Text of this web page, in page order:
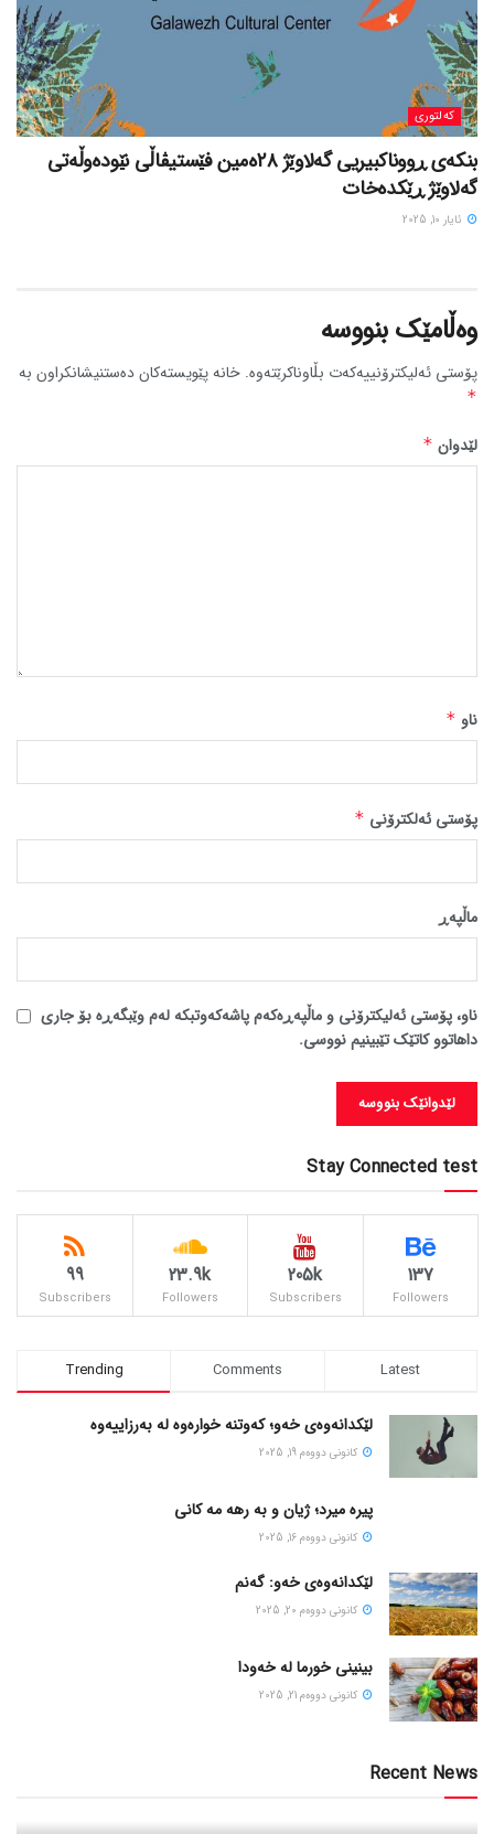
کەلتوری
بنکەی ڕووناکبیریی گەلاوێژ ٢٨ەمین فێستیڤاڵی نێودەوڵەتی
گەلاوێژ ڕێکدەخات
ئایار 10, 2025
وەڵامێک بنووسە
پۆستی ئەلیکترۆنییەکەت بڵاوناکرێتەوە. خانە پێویستەکان دەستنیشانکراون بە
*
لێدوان *
ناو *
پۆستی ئەلکترۆنی *
ماڵپه‌ڕ
ناو، پۆستی ئەلیکترۆنی و ماڵپەڕەکەم پاشەکەوتبکە لەم وێبگەڕە بۆ جاری
داهاتوو کاتێک تێبینیم نووسی.
Stay Connected test
137
Followers
205k
Subscribers
23.9k
Followers
99
Subscribers
Trending Comments Latest
لێکدانەوەی خەو؛ کەوتنە خوارەوە لە بەرزاییەوە
كانونی دووه‌م 19, 2025
پیره میرد؛ ژیان و به رهه مه کانی
كانونی دووه‌م 16, 2025
لێکدانەوەی خەو: گەنم
كانونی دووه‌م 20, 2025
بینینی خورما لە خەودا
كانونی دووه‌م 21, 2025
Recent News